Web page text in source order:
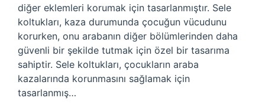
diğer eklemleri korumak için tasarlanmıştır. Sele
koltukları, kaza durumunda çocuğun vücudunu
korurken, onu arabanın diğer bölümlerinden daha
güvenli bir şekilde tutmak için özel bir tasarıma
sahiptir. Sele koltukları, çocukların araba
kazalarında korunmasını sağlamak için
tasarlanmış…